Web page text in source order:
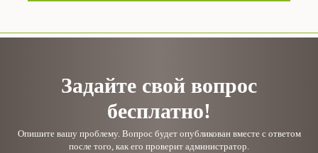
Задайте свой вопрос
бесплатно!
Опишите вашу проблему. Вопрос будет опубликован вместе с ответом
после того, как его проверит администратор.